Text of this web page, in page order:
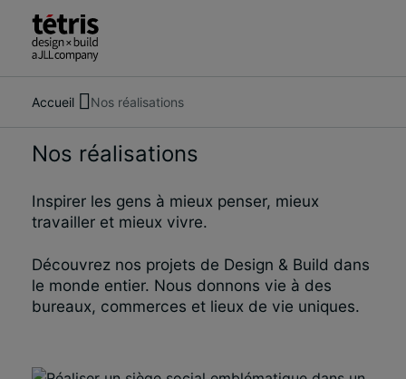
À propos de nous
Services
Nos réalisations
Nous contacter
Accueil Nos réalisations
Rechercher
des
personnes,
lieux,
des
et
des
informations
Nos réalisations
Inspirer les gens à mieux penser, mieux
travailler et mieux vivre.
Découvrez nos projets de Design & Build dans
le monde entier. Nous donnons vie à des
bureaux, commerces et lieux de vie uniques.